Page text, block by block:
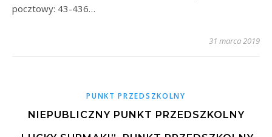
pocztowy: 43-436…
31 marca 2019
PUNKT PRZEDSZKOLNY
NIEPUBLICZNY PUNKT PRZEDSZKOLNY